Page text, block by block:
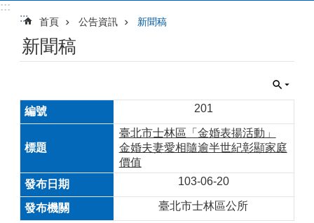
:::
:::
首頁 公告資訊 新聞稿
新聞稿
201
臺北市士林區「金婚表揚活動」
金婚夫妻愛相隨逾半世紀彰顯家庭
價值
103-06-20
臺北市士林區公所